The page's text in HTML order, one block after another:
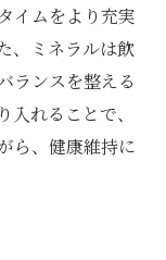
イムをより充実
、ミネラルは飲
ランスを整える
れることで、
ら、健康維持に